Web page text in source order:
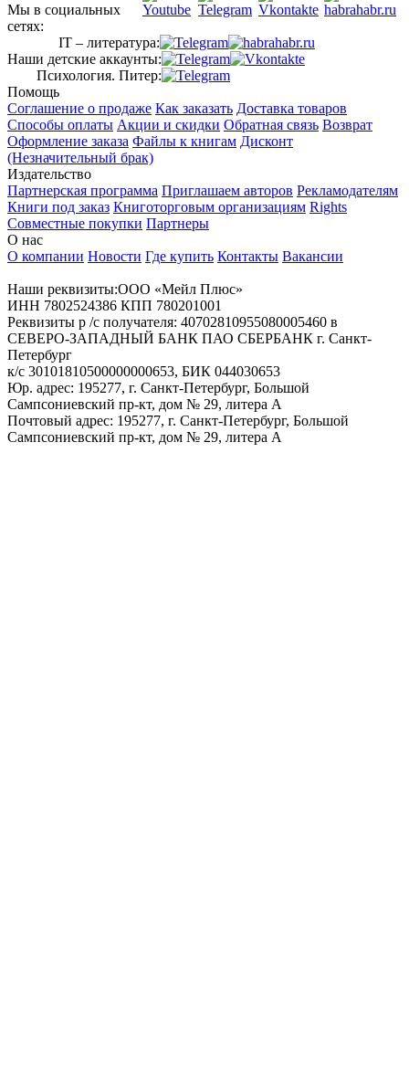
Мы в социальных
сетях:
IT – литература:
Наши детские аккаунты:
Психология. Питер:
Помощь
Соглашение о продаже Как заказать Доставка товаров
Способы оплаты Акции и скидки Обратная связь Возврат
Оформление заказа Файлы к книгам Дисконт
(Незначительный брак)
Издательство
Партнерская программа Приглашаем авторов Рекламодателям
Книги под заказ Книготорговым организациям Rights
Совместные покупки Партнеры
О нас
О компании Новости Где купить Контакты Вакансии
Наши реквизиты:ООО «Мейл Плюс»
ИНН 7802524386 КПП 780201001
Реквизиты р /с получателя: 40702810955080005460 в
СЕВЕРО-ЗАПАДНЫЙ БАНК ПАО СБЕРБАНК г. Санкт-
Петербург
к/с 30101810500000000653, БИК 044030653
Юр. адрес: 195277, г. Санкт-Петербург, Большой
Сампсониевский пр-кт, дом № 29, литера А
Почтовый адрес: 195277, г. Санкт-Петербург, Большой
Сампсониевский пр-кт, дом № 29, литера А